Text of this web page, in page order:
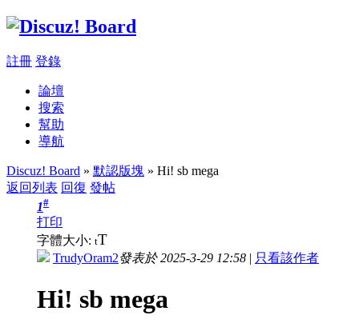
註冊 登錄
論壇
搜索
幫助
導航
Discuz! Board » 默認版塊 » Hi! sb mega
返回列表 回復 發帖
1#
打印
字體大小: tT
TrudyOram2發表於 2025-3-29 12:58 | 只看該作者
Hi! sb mega